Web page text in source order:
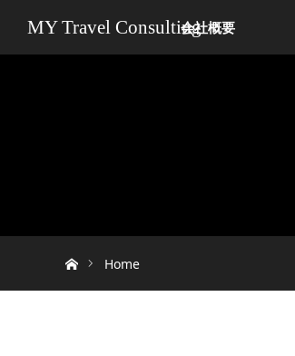
MY Travel Consulting会社概要
Home